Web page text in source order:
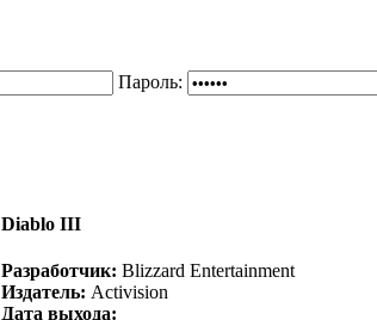
Пароль:
Diablo III
Разработчик: Blizzard Entertainment
Издатель: Activision
Дата выхода: